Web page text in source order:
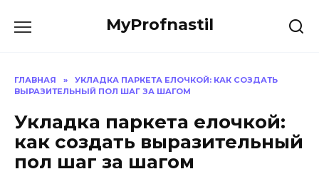
MyProfnastil
ГЛАВНАЯ »
УКЛАДКА ПАРКЕТА ЕЛОЧКОЙ: КАК СОЗДАТЬ
ВЫРАЗИТЕЛЬНЫЙ ПОЛ ШАГ ЗА ШАГОМ
Укладка паркета елочкой:
как создать выразительный
пол шаг за шагом